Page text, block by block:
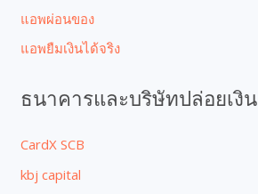
แอพผ่อนของ
แอพยืมเงินได้จริง
ธนาคารและบริษัทปล่อยเงิน
CardX SCB
kbj capital